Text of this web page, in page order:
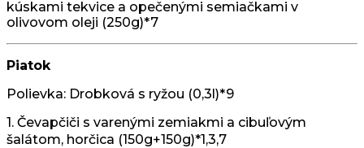
kúskami tekvice a opečenými semiačkami v
olivovom oleji (250g)*7
Piatok
Polievka: Drobková s ryžou (0,3l)*9
1. Čevapčiči s varenými zemiakmi a cibuľovým
šalátom, horčica (150g+150g)*1,3,7